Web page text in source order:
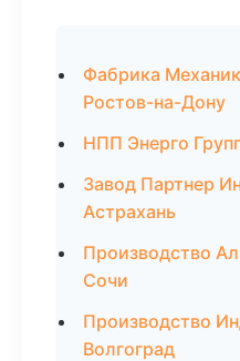
Фабрика
Ростов-на-Дону
НПП Энерго
Завод Партнер
Астрахань
Производство
Сочи
Производство
Волгоград